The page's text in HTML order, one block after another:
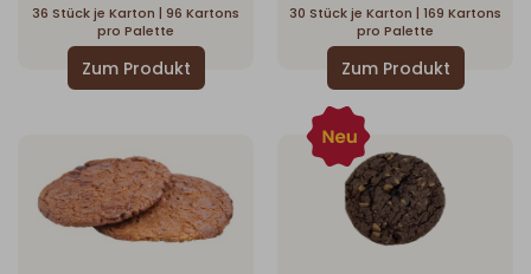
36 Stück je Karton | 96 Kartons
pro Palette
30 Stück je Karton | 169 Kartons
pro Palette